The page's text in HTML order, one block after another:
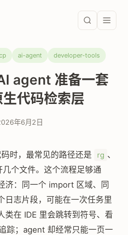
ai-agent developer-tools
agent 准备一套
代码检索层
年6月2日
时，最常见的路径还是 rg 、
几个文件。这个流程足够通
济：同一个 import 区域、同
日志片段，可能在一次任务里
类在 IDE 里会跳转到符号、看
踪；agent 却经常只能一页一